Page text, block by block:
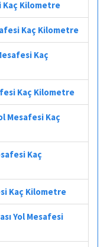
Kaç Kilometre
Kaç Kilometre
Kaç
Kaç Kilometre
Mesafesi Kaç
Kaç
Kaç Kilometre
Yol Mesafesi